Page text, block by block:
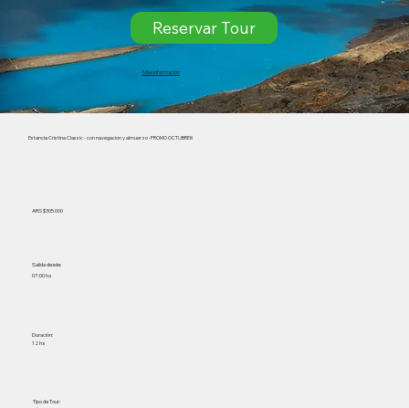
Reservar Tour
​Más información
Estancia Cristina Classic - con navegacion y almuerzo -PROMO OCTUBRE!!!
Tipo de Tour:
Duración:
12 hs
Salida desde:
07:00 hs
ARS $305.000